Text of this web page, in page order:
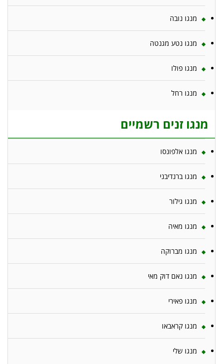
מנגו נובה
מנגו נטע מגנטה
מנגו פולו
מנגו רחל
מנגו זנים רשמיים
מנגו אלפונסו
מנגו ברנדיבני
מנגו גילור
מנגו מאיה
מנגו מברוקה
מנגו נאם דוק מאי
מנגו פאירי
מנגו קראבאו
מנגו שלי